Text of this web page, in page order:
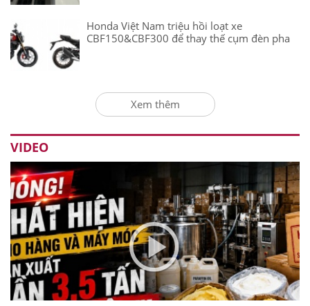
Honda Việt Nam triệu hồi loạt xe
CBF150&CBF300 để thay thế cụm đèn pha
Xem thêm
VIDEO